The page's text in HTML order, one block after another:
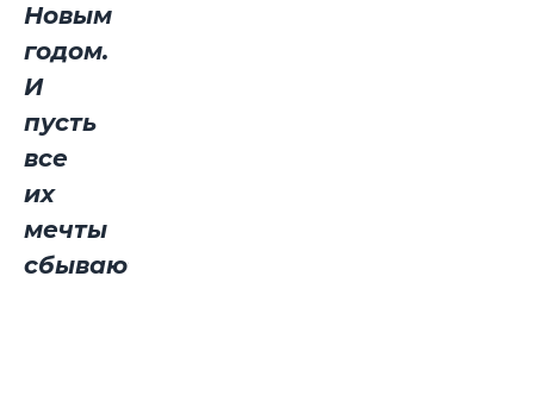
Новым
годом.
И
пусть
все
их
мечты
сбываются!